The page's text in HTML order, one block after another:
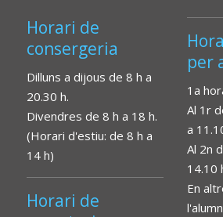
Horari de
consergeria
Dilluns a dijous de 8 h a
20.30 h.
Divendres de 8 h a 18 h.
(Horari d'estiu: de 8 h a
14 h)
Horari de
per
1a
Al 1r
a
Al 2n
14.10
En